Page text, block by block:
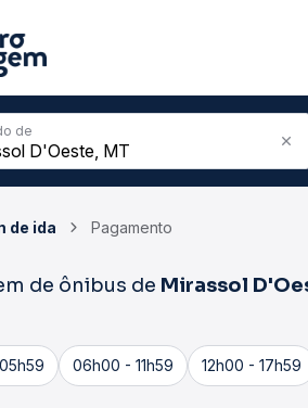
de
de ida Pagamento
de ônibus de Mirassol
06h00 - 11h59 12h00 - 17h59